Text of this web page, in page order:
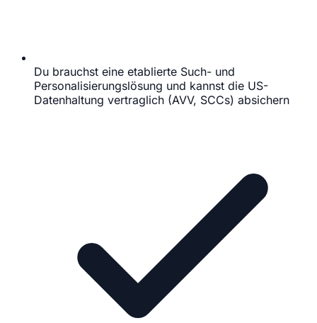
Du brauchst eine etablierte Such- und
Personalisierungslösung und kannst die US-
Datenhaltung vertraglich (AVV, SCCs) absichern